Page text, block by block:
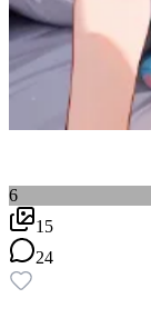
6
15
24